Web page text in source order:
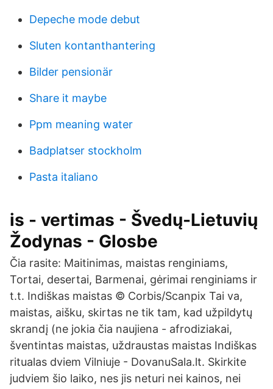
Depeche mode debut
Sluten kontanthantering
Bilder pensionär
Share it maybe
Ppm meaning water
Badplatser stockholm
Pasta italiano
is - vertimas - Švedų-Lietuvių
Žodynas - Glosbe
Čia rasite: Maitinimas, maistas renginiams,
Tortai, desertai, Barmenai, gėrimai renginiams ir
t.t. Indiškas maistas © Corbis/Scanpix Tai va,
maistas, aišku, skirtas ne tik tam, kad užpildytų
skrandį (ne jokia čia naujiena - afrodiziakai,
šventintas maistas, uždraustas maistas Indiškas
ritualas dviem Vilniuje - DovanuSala.lt. Skirkite
judviem šio laiko, nes jis neturi nei kainos, nei